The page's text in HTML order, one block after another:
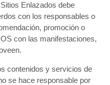
Enlazados debe
con los responsables o
promoción o
con las manifestaciones,
contenidos y servicios de
se hace responsable por